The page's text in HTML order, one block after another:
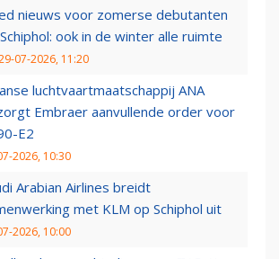
nieuws voor zomerse debutanten
ook in de winter alle ruimte
07-2026, 11:20
luchtvaartmaatschappij ANA
Embraer aanvullende order voor
E2
2026, 10:30
Arabian Airlines breidt
met KLM op Schiphol uit
2026, 10:00